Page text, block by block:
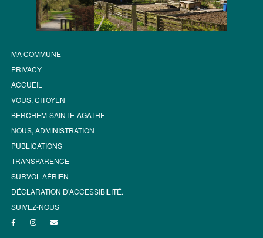
MA COMMUNE
PRIVACY
ACCUEIL
VOUS, CITOYEN
BERCHEM-SAINTE-AGATHE
NOUS, ADMINISTRATION
PUBLICATIONS
TRANSPARENCE
SURVOL AÉRIEN
DÉCLARATION D’ACCESSIBILITÉ.
SUIVEZ-NOUS